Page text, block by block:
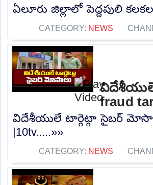
ఏలూరు జిల్లాలో పెద్దపులి
CATEGORY: NEWS
fraud
విదేశీయులే టార్గెట్గా సైబర్ మోసాలు
|10tv.....»»
CATEGORY: NEWS